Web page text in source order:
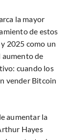
la mayor
de estos
2025 como un
de
cuando los
vender Bitcoin
aumentar la
Hayes